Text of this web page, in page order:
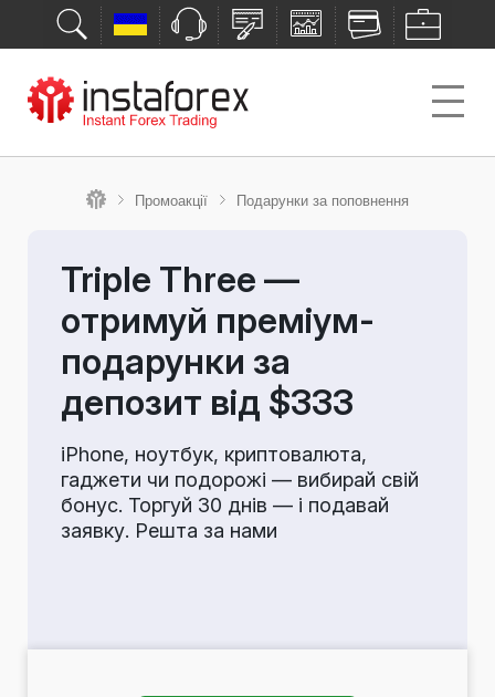
Промоакції Подарунки за поповнення
Triple Three —
отримуй преміум-
подарунки за
депозит від $333
iPhone, ноутбук, криптовалюта,
гаджети чи подорожі — вибирай свій
бонус. Торгуй 30 днів — і подавай
заявку. Решта за нами